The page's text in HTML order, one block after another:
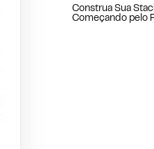
Construa Sua
Começando pelo